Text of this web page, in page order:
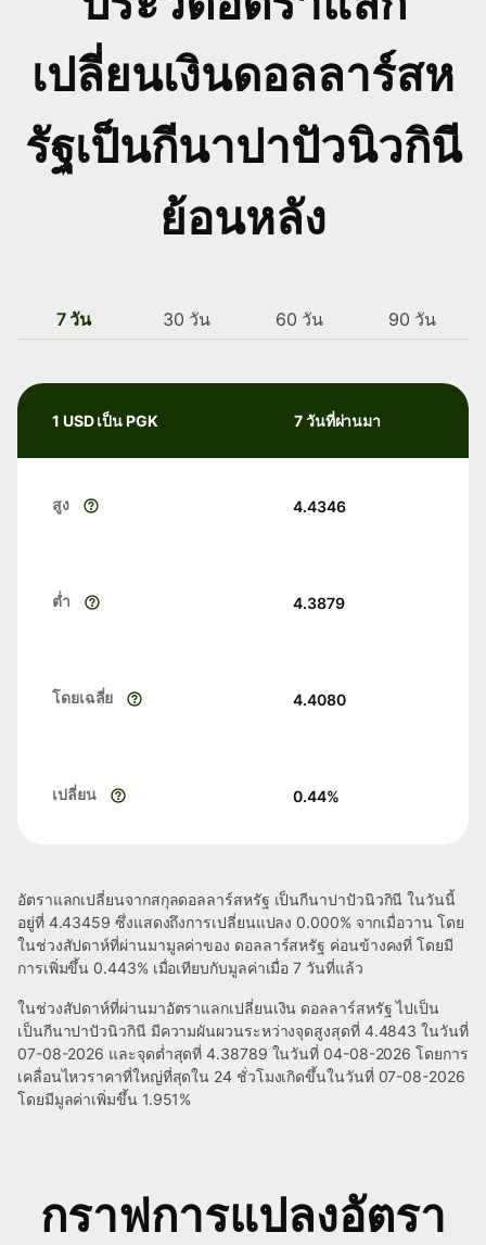
เปลี่ยนเงินดอลลาร์สห
รัฐเป็นกีนาปาปัวนิวกินี
ย้อนหลัง
7 วัน 30 วัน 60 วัน 90 วัน
1 USD เป็น PGK 7 วันที่ผ่านมา
สูง 4.4346
ต่ำ 4.3879
โดยเฉลี่ย 4.4080
เปลี่ยน 0.44%
อัตราแลกเปลี่ยนจากสกุลดอลลาร์สหรัฐ เป็นกีนาปาปัวนิวกินี ในวันนี้
อยู่ที่ 4.43459 ซึ่งแสดงถึงการเปลี่ยนแปลง 0.000% จากเมื่อวาน โดย
ในช่วงสัปดาห์ที่ผ่านมามูลค่าของ ดอลลาร์สหรัฐ ค่อนข้างคงที่ โดยมี
การเพิ่มขึ้น 0.443% เมื่อเทียบกับมูลค่าเมื่อ 7 วันที่แล้ว
ในช่วงสัปดาห์ที่ผ่านมาอัตราแลกเปลี่ยนเงิน ดอลลาร์สหรัฐ ไปเป็น
เป็นกีนาปาปัวนิวกินี มีความผันผวนระหว่างจุดสูงสุดที่ 4.4843 ในวันที่
07-08-2026 และจุดต่ำสุดที่ 4.38789 ในวันที่ 04-08-2026 โดยการ
เคลื่อนไหวราคาที่ใหญ่ที่สุดใน 24 ชั่วโมงเกิดขึ้นในวันที่ 07-08-2026
โดยมีมูลค่าเพิ่มขึ้น 1.951%
กราฟการแปลงอัตรา